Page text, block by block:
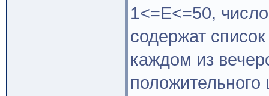
1<=E<=50,
содержат
каждом из